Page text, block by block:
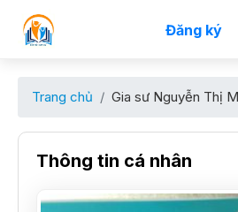
Đăng ký
Trang chủ Gia sư Nguyễn Thị
Thông tin cá nhân